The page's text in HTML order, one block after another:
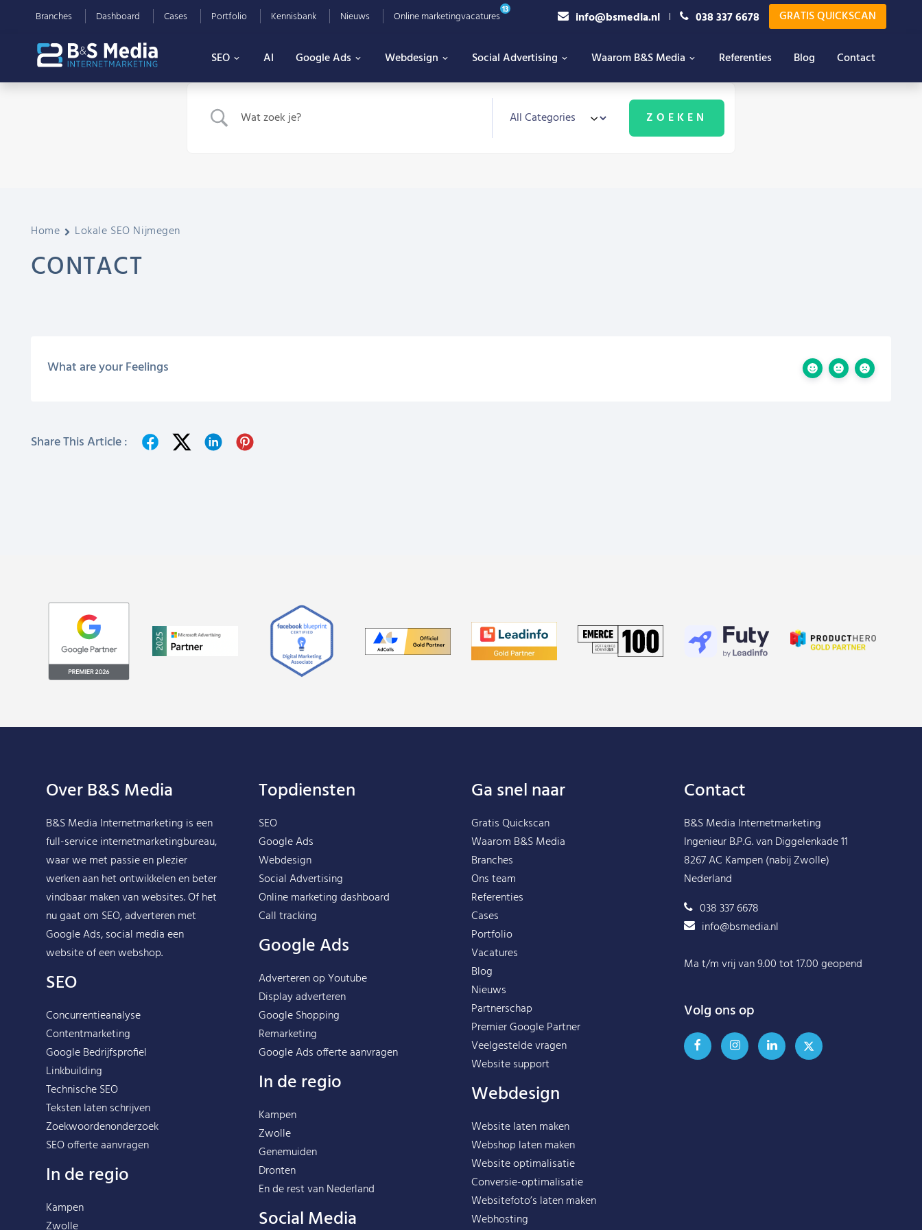
Branches Dashboard Cases Portfolio Kennisbank Nieuws Online marketingvacatures13 info@bsmedia.nl 038 337 6678 GRATIS QUICKSCAN
SEO AI Google Ads Webdesign Social Advertising Waarom B&S Media Referenties Blog Contact
Home Lokale SEO Nijmegen
CONTACT
What are your Feelings
Share This Article :
Over B&S Media
B&S Media Internetmarketing is een
full-service internetmarketingbureau,
waar we met passie en plezier
werken aan het ontwikkelen en beter
vindbaar maken van websites. Of het
nu gaat om SEO, adverteren met
Google Ads, social media een
website of een webshop.
SEO
Concurrentieanalyse
Contentmarketing
Google Bedrijfsprofiel
Linkbuilding
Technische SEO
Teksten laten schrijven
Zoekwoordenonderzoek
SEO offerte aanvragen
In de regio
Kampen
Topdiensten
SEO
Google Ads
Webdesign
Social Advertising
Online marketing dashboard
Call tracking
Google Ads
Adverteren op Youtube
Display adverteren
Google Shopping
Remarketing
Google Ads offerte aanvragen
In de regio
Kampen
Zwolle
Genemuiden
Dronten
En de rest vanNederland
Social Media
Ga snel naar
Gratis Quickscan
Waarom B&S Media
Branches
Ons team
Referenties
Cases
Portfolio
Vacatures
Blog
Nieuws
Partnerschap
Premier Google Partner
Veelgestelde vragen
Website support
Webdesign
Website laten maken
Webshop laten maken
Website optimalisatie
Conversie-optimalisatie
Websitefoto’s laten maken
Webhosting
Contact
B&S Media Internetmarketing
Ingenieur B.P.G. van Diggelenkade 11
8267 AC Kampen (nabij Zwolle)
Nederland
038 337 6678
info@bsmedia.nl
Ma t/m vrij van 9.00 tot 17.00 geopend
Volg ons op